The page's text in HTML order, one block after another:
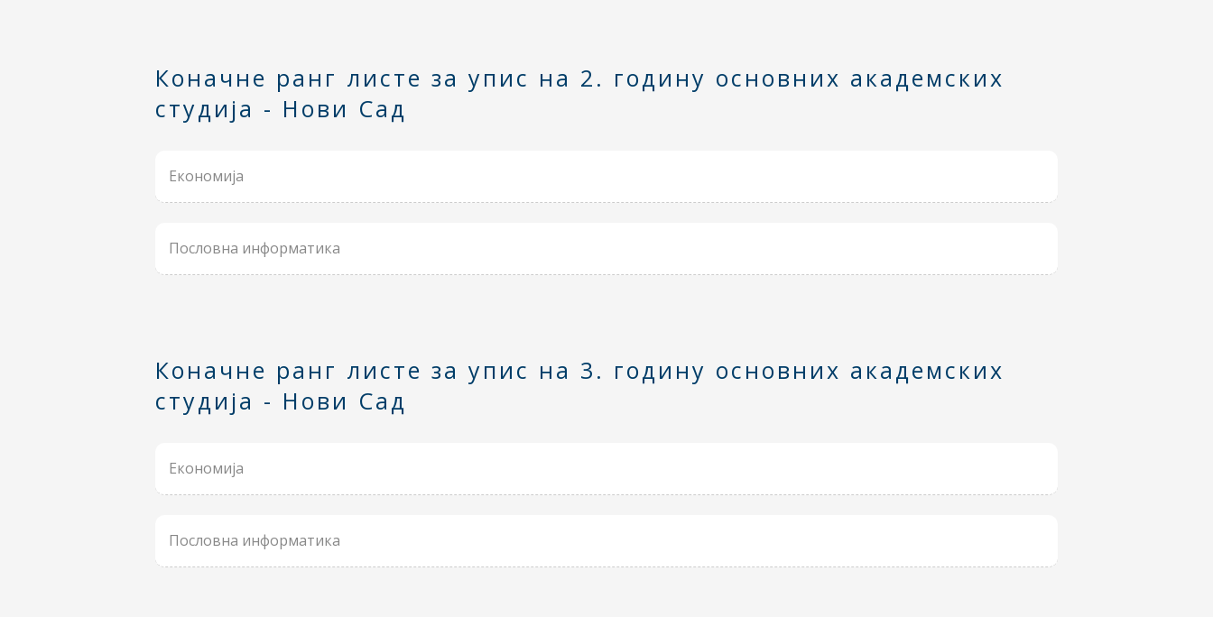
Коначне ранг листе за упис на 2. годину основних академских
студија - Нови Сад
Економија
Пословна информатика
Коначне ранг листе за упис на 3. годину основних академских
студија - Нови Сад
Економија
Пословна информатика